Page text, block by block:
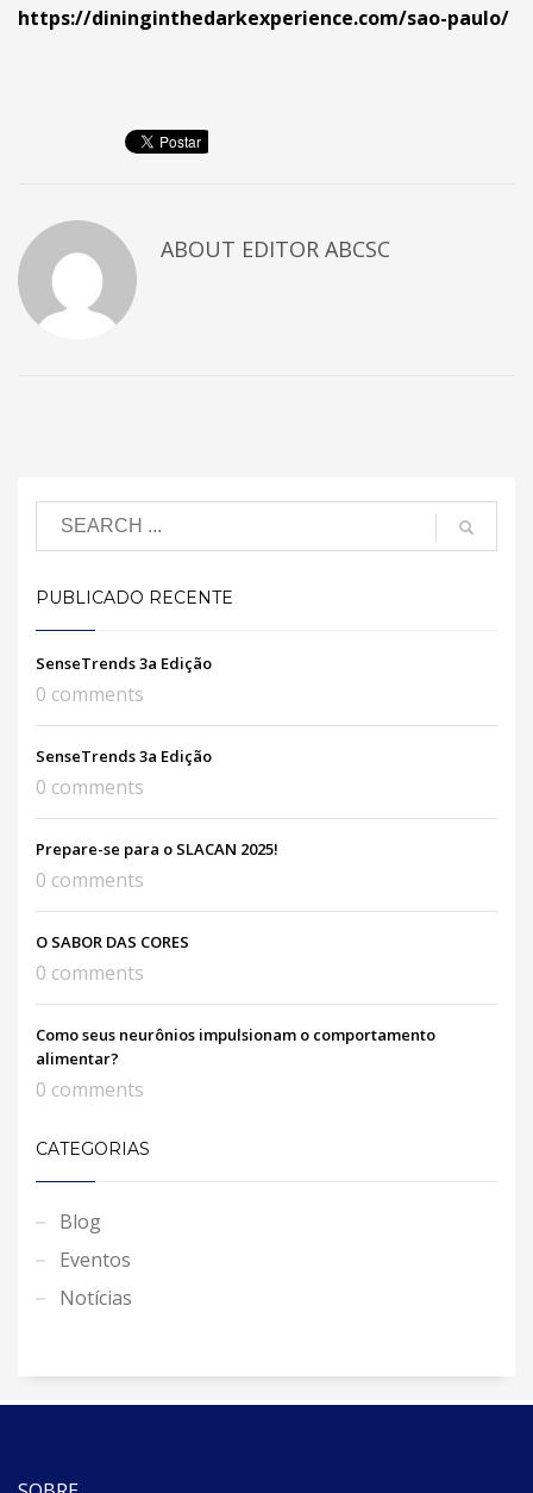
https://dininginthedarkexperience.com/sao-paulo/
ABOUT EDITOR ABCSC
PUBLICADO RECENTE
SenseTrends 3a Edição
0 comments
SenseTrends 3a Edição
0 comments
Prepare-se para o SLACAN 2025!
0 comments
O SABOR DAS CORES
0 comments
Como seus neurônios impulsionam o comportamento
alimentar?
0 comments
CATEGORIAS
Blog
Eventos
Notícias